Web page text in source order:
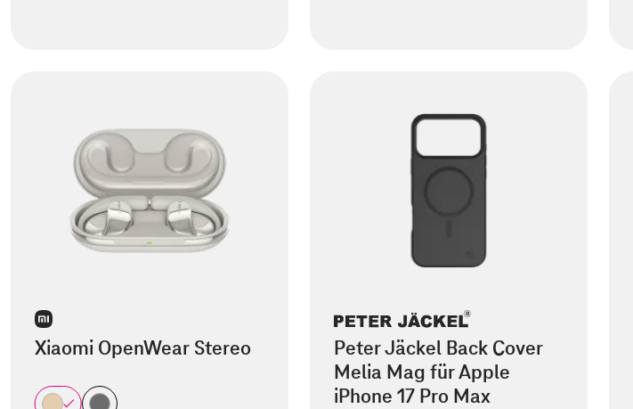
Xiaomi OpenWear Stereo
Peter Jäckel Back Cover
Melia Mag für Apple
iPhone 17 Pro Max